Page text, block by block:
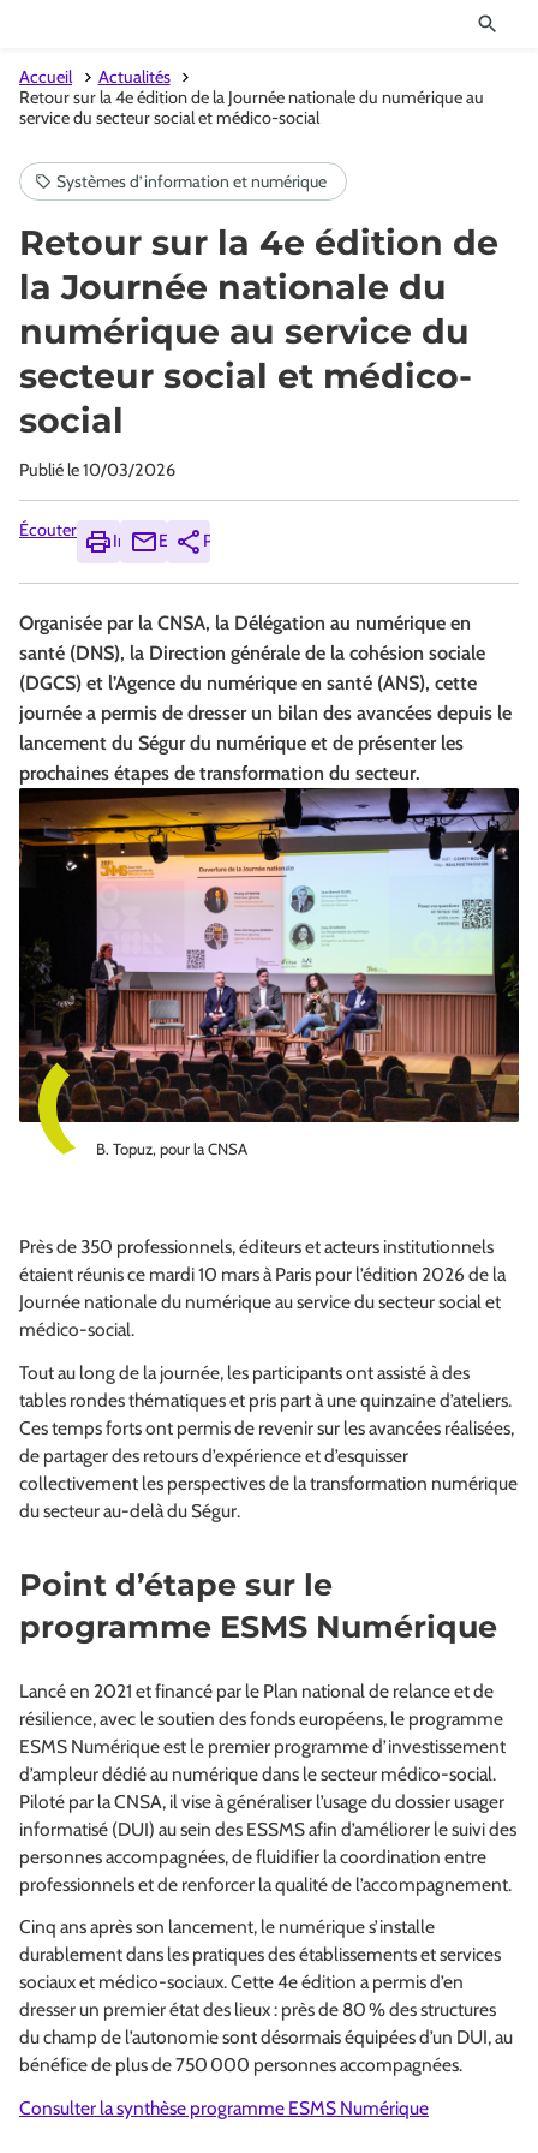
Accueil
Actualités
Retour sur la 4e édition de la Journée nationale du numérique au
service du secteur social et médico-social
Retour sur la 4e édition de
la Journée nationale du
numérique au service du
secteur social et médico-
social
Publié le10/03/2026
Écouter
ImprimerEnvoyerPartager
Organisée par la CNSA, la Délégation au numérique en
santé (DNS), la Direction générale de la cohésion sociale
(DGCS) et l’Agence du numérique en santé (ANS), cette
journée a permis de dresser un bilan des avancées depuis le
lancement du Ségur du numérique et de présenter les
prochaines étapes de transformation du secteur.
B. Topuz, pour la CNSA
Près de 350 professionnels, éditeurs et acteurs institutionnels
étaient réunis ce mardi 10 mars à Paris pour l’édition 2026 de la
Journée nationale du numérique au service du secteur social et
médico-social.
Tout au long de la journée, les participants ont assisté à des
tables rondes thématiques et pris part à une quinzaine d’ateliers.
Ces temps forts ont permis de revenir sur les avancées réalisées,
de partager des retours d’expérience et d’esquisser
collectivement les perspectives de la transformation numérique
du secteur au‑delà du Ségur.
Point d’étape sur le
programme ESMS Numérique
Lancé en 2021 et financé par le Plan national de relance et de
résilience, avec le soutien des fonds européens, le programme
ESMS Numérique est le premier programme d’investissement
d’ampleur dédié au numérique dans le secteur médico‑social.
Piloté par la CNSA, il vise à généraliser l’usage du dossier usager
informatisé (DUI) au sein des ESSMS afin d’améliorer le suivi des
personnes accompagnées, de fluidifier la coordination entre
professionnels et de renforcer la qualité de l’accompagnement.
Cinq ans après son lancement, le numérique s’installe
durablement dans les pratiques des établissements et services
sociaux et médico‑sociaux. Cette 4e édition a permis d’en
dresser un premier état des lieux : près de 80 % des structures
du champ de l’autonomie sont désormais équipées d’un DUI, au
bénéfice de plus de 750 000 personnes accompagnées.
Consulter la synthèse programme ESMS Numérique